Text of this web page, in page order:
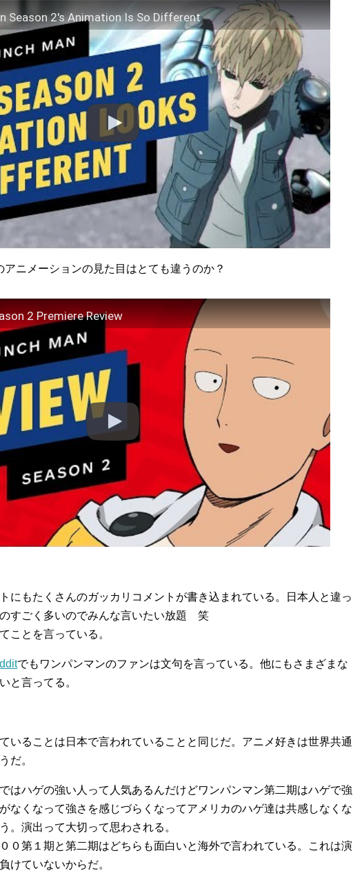
Season 2's Animation Is So Different
ニメーションの見た目はとても違うのか？
2 Premiere Review
にもたくさんのガッカリコメントが書き込まれている。日本人と違っ
すごく多いのでみんな言いたい放題 笑
ことを言っている。
でもワンパンマンのファンは文句を言っている。他にもさまざまな
と言ってる。
いることは日本で言われていることと同じだ。アニメ好きは世界共通
だ。
はハゲの強い人って人気あるんだけどワンパンマン第二期はハゲで強
なくなって強さを感じづらくなってアメリカのハゲ達は共感しなくな
。演出って大切って思わされる。
０第１期と第二期はどちらも面白いと海外で言われている。これは演
けていないからだ。